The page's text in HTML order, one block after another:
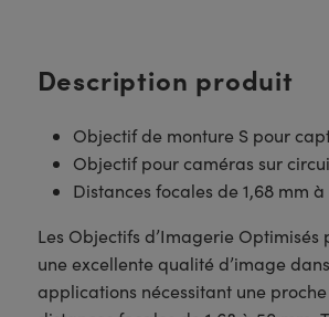
Description produit
Objectif de monture S pour
Objectif pour caméras sur
Distances focales de 1,68 mm
Les Objectifs d’Imagerie
une excellente qualité d’image
applications nécessitant une